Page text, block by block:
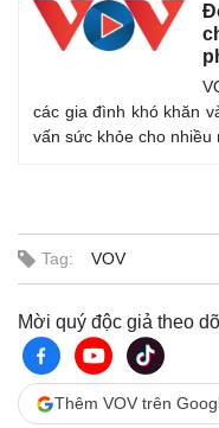
Hồ sơ
các gia đình khó khăn
vấn sức khỏe cho nhiều
Tag: VOV
Mời quý độc giả theo
Thêm VOV trên